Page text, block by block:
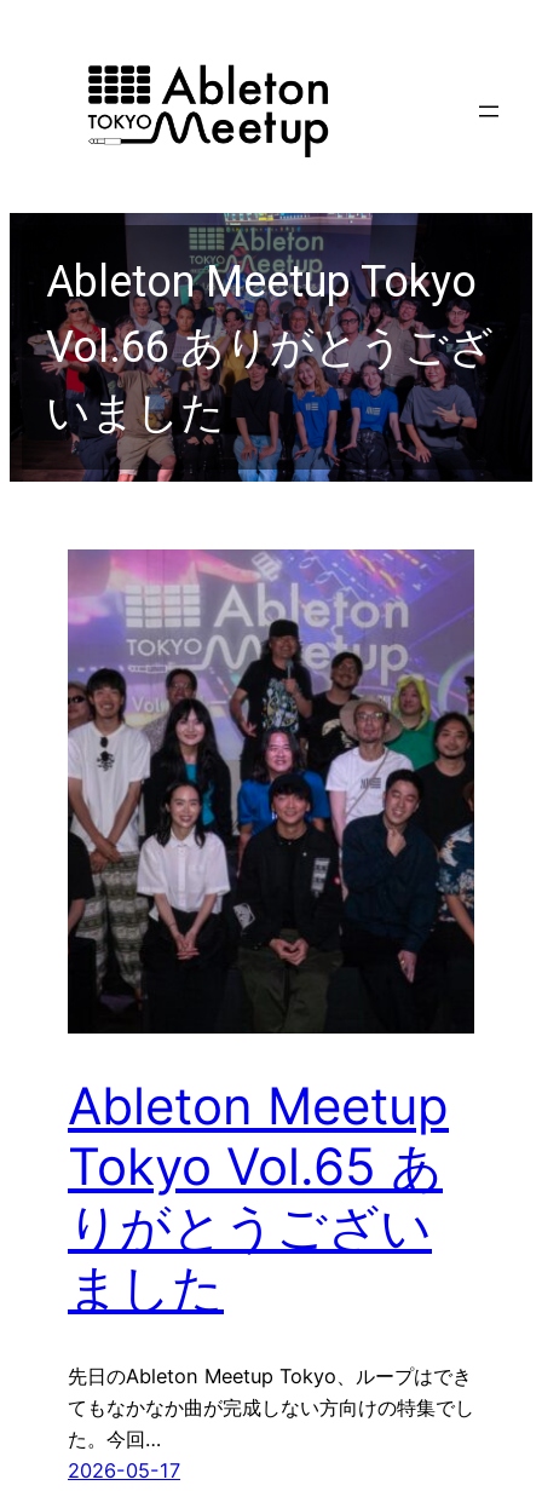
プ
Ableton Meetup Tokyo
Vol.66 ありがとうござ
いました
Ableton Meetup
Tokyo Vol.65 あ
りがとうござい
ました
先日のAbleton Meetup Tokyo、ループはでき
てもなかなか曲が完成しない方向けの特集でし
た。今回…
2026-05-17